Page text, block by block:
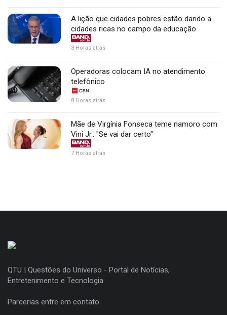
A lição que cidades pobres estão dando a
cidades ricas no campo da educação
3 Horas atrás
Operadoras colocam IA no atendimento
telefônico
8 Horas atrás
Mãe de Virgínia Fonseca teme namoro com
Vini Jr.: "Se vai dar certo"
7 Horas atrás
QTU | Questões do Universo - Portal de Notícias,
Entretenimento e Tecnologia
Parcerias entre em contato.